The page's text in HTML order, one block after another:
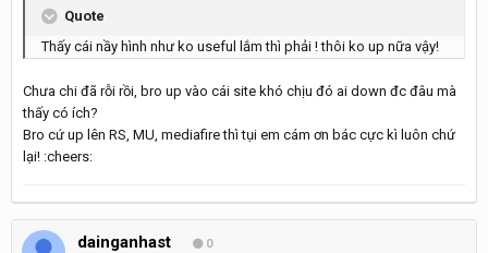
Quote
Thấy cái nầy hình như ko useful lắm thì phải ! thôi ko up nữa vậy!
Chưa chi đã rỗi rồi, bro up vào cái site khó chịu đó ai down đc đâu mà
thấy có ích?
Bro cứ up lên RS, MU, mediafire thì tụi em cám ơn bác cực kì luôn chứ
lại! :cheers:
dainganhast 0